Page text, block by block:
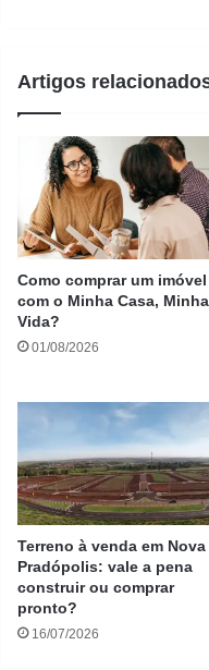
Artigos
Como comprar um imóvel
com o Minha Casa, Minha
Vida?
01/08/2026
Terreno à venda em Nova
Pradópolis: vale a pena
construir ou comprar
pronto?
16/07/2026